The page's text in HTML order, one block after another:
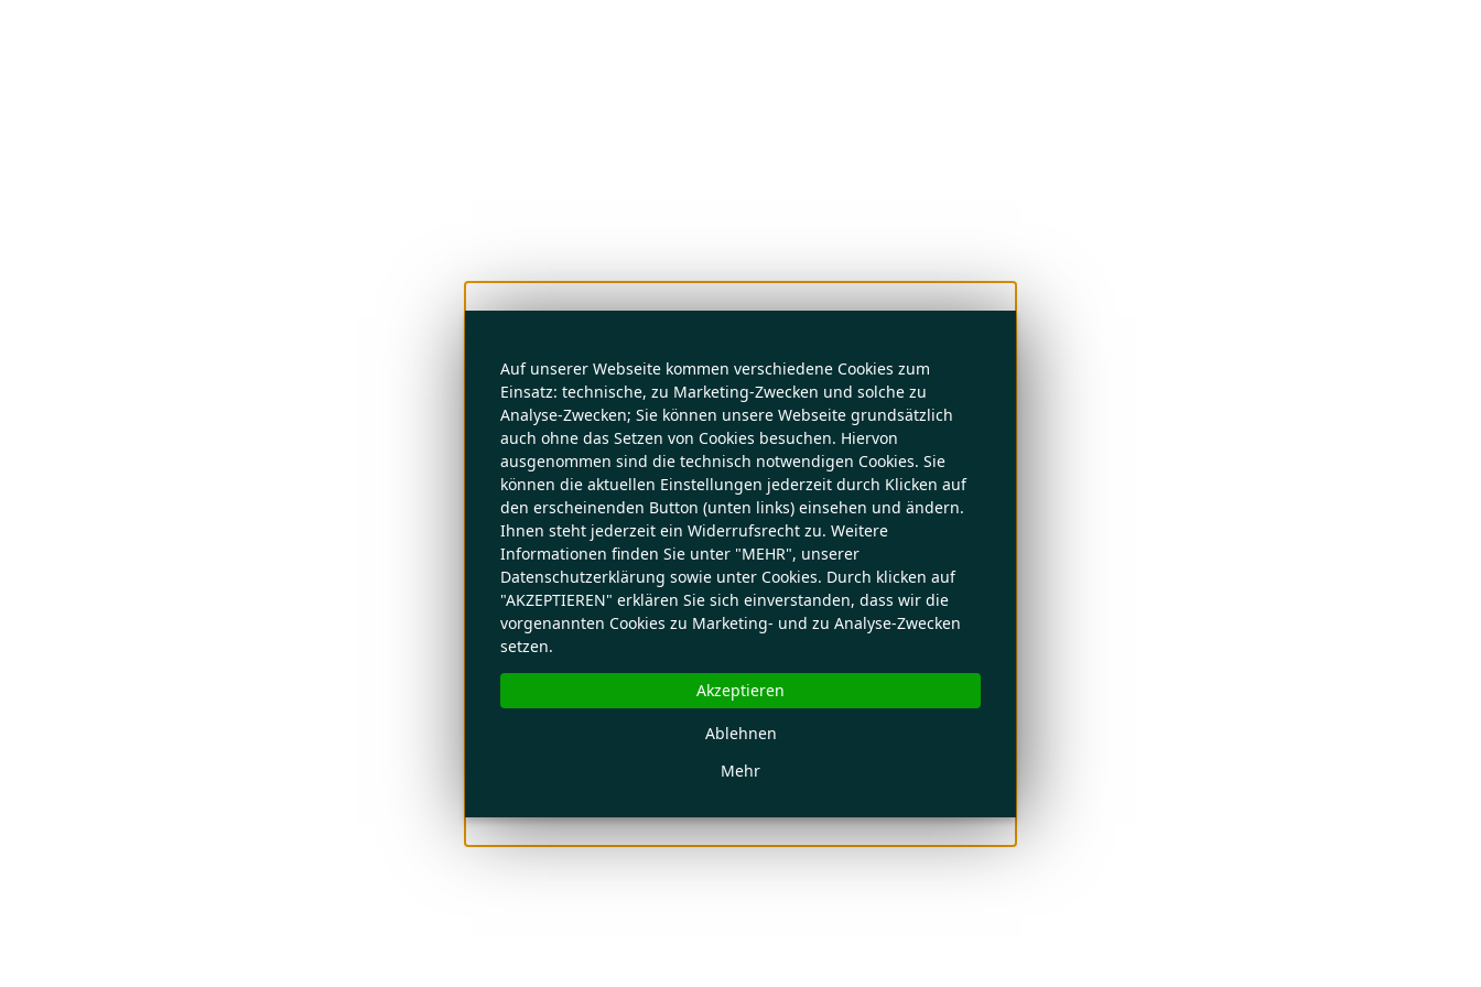
Auf unserer Webseite kommen verschiedene Cookies zum
Einsatz: technische, zu Marketing-Zwecken und solche zu
Analyse-Zwecken; Sie können unsere Webseite grundsätzlich
auch ohne das Setzen von Cookies besuchen. Hiervon
ausgenommen sind die technisch notwendigen Cookies. Sie
können die aktuellen Einstellungen jederzeit durch Klicken auf
den erscheinenden Button (unten links) einsehen und ändern.
Ihnen steht jederzeit ein Widerrufsrecht zu. Weitere
Informationen finden Sie unter "MEHR", unserer
Datenschutzerklärung sowie unter Cookies. Durch klicken auf
"AKZEPTIEREN" erklären Sie sich einverstanden, dass wir die
vorgenannten Cookies zu Marketing- und zu Analyse-Zwecken
setzen.
Mehr
Ablehnen
Akzeptieren